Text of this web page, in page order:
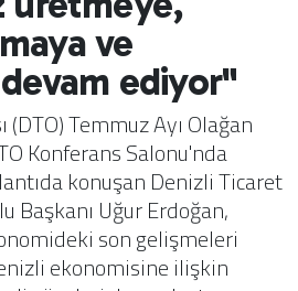
ve
ediyor"
Temmuz Ayı Olağan
Konferans Salonu'nda
konuşan Denizli Ticaret
Başkanı Uğur Erdoğan,
son gelişmeleri
ekonomisine ilişkin